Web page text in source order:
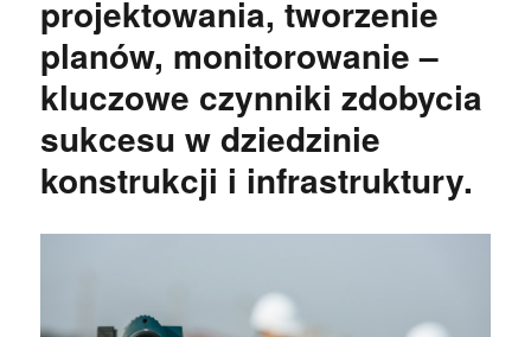
projektowania, tworzenie
planów, monitorowanie –
kluczowe czynniki zdobycia
sukcesu w dziedzinie
konstrukcji i infrastruktury.